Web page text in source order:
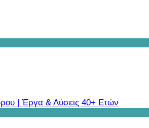
| Έργα & Λύσεις 40+ Ετών